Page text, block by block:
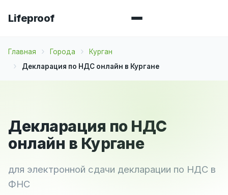
Lifeproof
Главная Города
Курган
Декларация по НДС онлайн в Кургане
Декларация по НДС
онлайн в Кургане
для электронной сдачи декларации по НДС в
ФНС